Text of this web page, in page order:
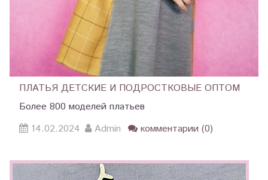
ПЛАТЬЯ ДЕТСКИЕ И ПОДРОСТКОВЫЕ ОПТОМ
Более 800 моделей платьев
14.02.2024
Admin комментарии (0)